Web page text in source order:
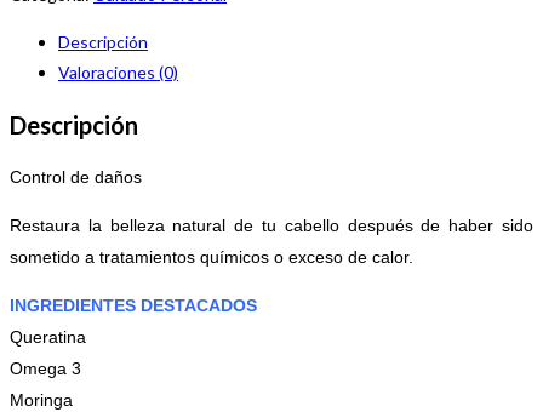
Descripción
Valoraciones (0)
Descripción
Control de daños
Restaura la belleza natural de tu cabello después de haber sido
sometido a tratamientos químicos o exceso de calor.
INGREDIENTES DESTACADOS
Queratina
Omega 3
Moringa